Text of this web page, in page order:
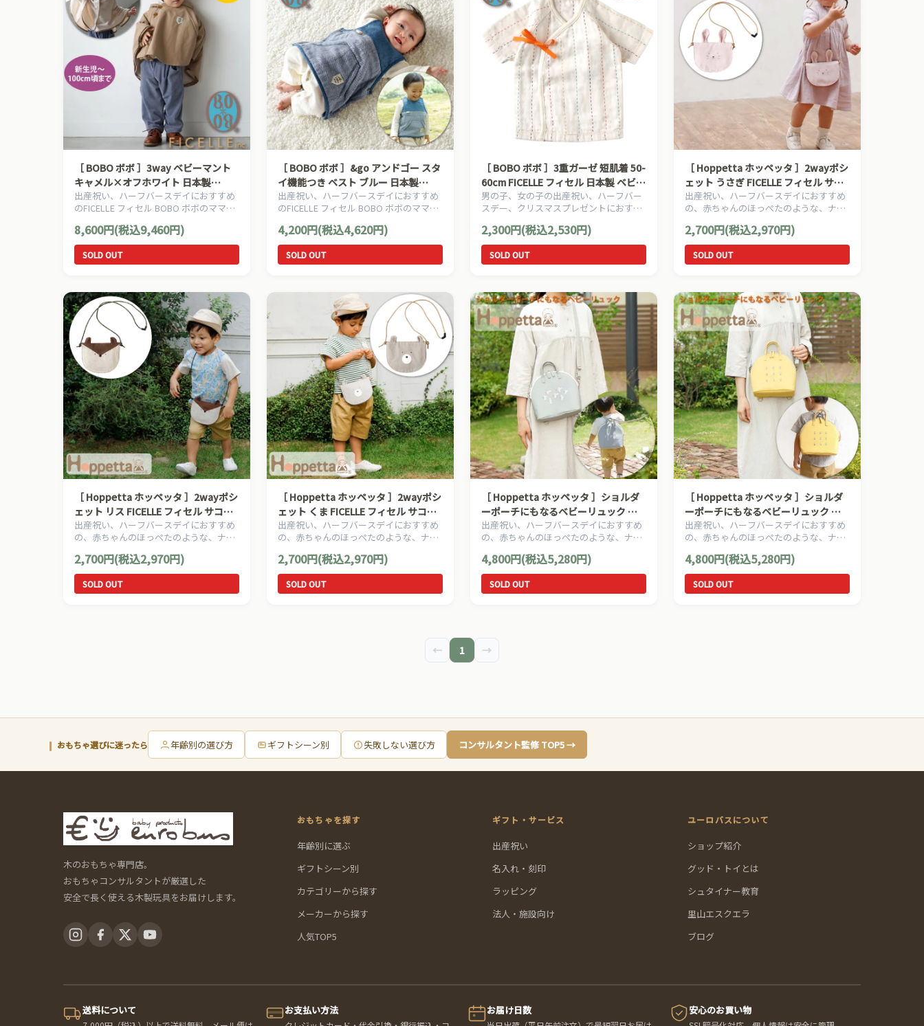
［ BOBO ボボ ］3way ベビーマント
キャメル×オフホワイト 日本製
FICELLE フィセル ベビー服 フリース
レインコート 雨合羽 新生児～100cm
頃まで
出産祝い、ハーフバースデイにおすすめ
のFICELLE フィセル BOBO ボボのママ＆
8,600円(税込9,460円)
SOLD OUT
［ BOBO ボボ ］&go アンドゴー スタ
イ機能つき ベスト ブルー 日本製
FICELLE フィセル ベビー服
出産祝い、ハーフバースデイにおすすめ
のFICELLE フィセル BOBO ボボのママ＆
4,200円(税込4,620円)
SOLD OUT
［ BOBO ボボ ］3重ガーゼ 短肌着 50-
60cm FICELLE フィセル 日本製 ベビー
服 赤ちゃん
男の子、女の子の出産祝い、ハーフバー
スデー、クリスマスプレゼントにおすす
す。
2,300円(税込2,530円)
SOLD OUT
［ Hoppetta ホッペッタ ］2wayポシ
ェット うさぎ FICELLE フィセル サコ
ッシュ ベビー服
出産祝い、ハーフバースデイにおすすめ
の、赤ちゃんのほっぺたのような、ナチ
ホッペッタのママ＆ベビー用品です。
2,700円(税込2,970円)
SOLD OUT
［ Hoppetta ホッペッタ ］2wayポシ
ェット リス FICELLE フィセル サコッ
シュ ベビー服
出産祝い、ハーフバースデイにおすすめ
の、赤ちゃんのほっぺたのような、ナチ
ホッペッタのママ＆ベビー用品です。
2,700円(税込2,970円)
SOLD OUT
［ Hoppetta ホッペッタ ］2wayポシ
ェット くま FICELLE フィセル サコッ
シュ ベビー服
出産祝い、ハーフバースデイにおすすめ
の、赤ちゃんのほっぺたのような、ナチ
ホッペッタのママ＆ベビー用品です。
2,700円(税込2,970円)
SOLD OUT
［ Hoppetta ホッペッタ ］ショルダ
ーポーチにもなるベビーリュック グ
レー FICELLE フィセル サコッシュ ベ
ビー服
出産祝い、ハーフバースデイにおすすめ
の、赤ちゃんのほっぺたのような、ナチ
ホッペッタのママ＆ベビー用品です。
4,800円(税込5,280円)
SOLD OUT
［ Hoppetta ホッペッタ ］ショルダ
ーポーチにもなるベビーリュック イ
エロー FICELLE フィセル サコッシュ
ベビー服
出産祝い、ハーフバースデイにおすすめ
の、赤ちゃんのほっぺたのような、ナチ
ホッペッタのママ＆ベビー用品です。
4,800円(税込5,280円)
SOLD OUT
← 1 →
おもちゃ選びに迷ったら 年齢別の選び方 ギフトシーン別 失敗しない選び方 コンサルタント監修 TOP5 →
木のおもちゃ専門店。
おもちゃコンサルタントが厳選した
安全で長く使える木製玩具をお届けします。
おもちゃを探す
年齢別に選ぶ
ギフトシーン別
カテゴリーから探す
メーカーから探す
人気TOP5
ギフト・サービス
出産祝い
名入れ・刻印
ラッピング
法人・施設向け
ユーロバスについて
ショップ紹介
グッド・トイとは
シュタイナー教育
里山エスクエラ
ブログ
送料について お支払い方法 お届け日数 安心のお買い物